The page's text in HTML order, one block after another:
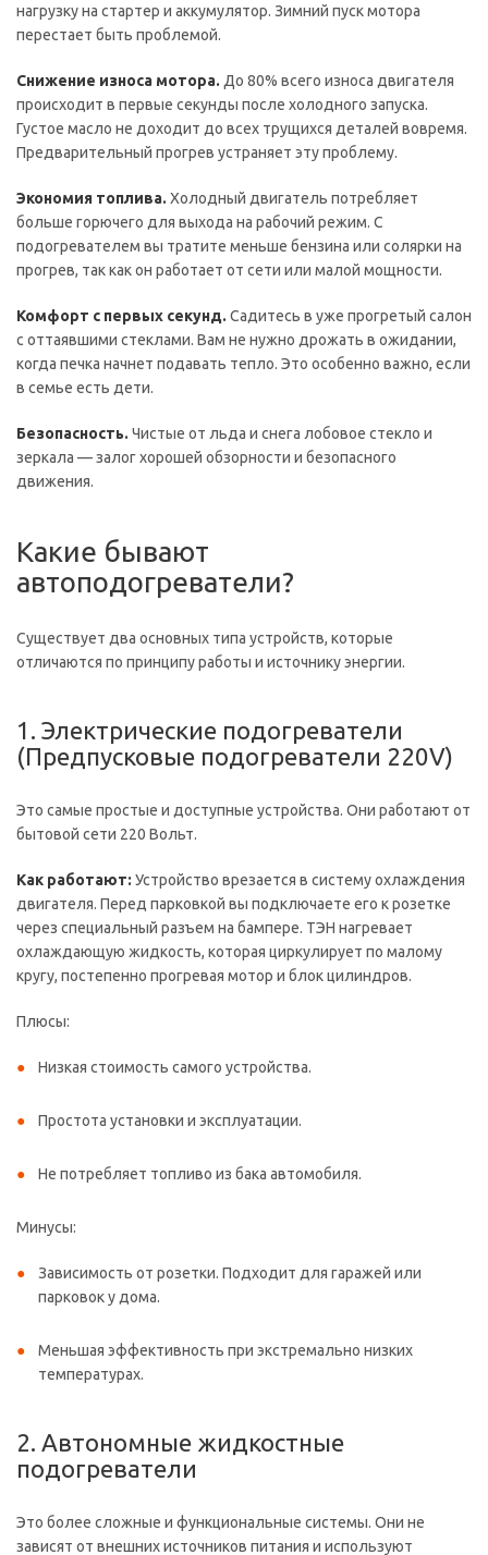
нагрузку на стартер и аккумулятор. Зимний пуск мотора
перестает быть проблемой.
Снижение износа мотора. До 80% всего износа двигателя
происходит в первые секунды после холодного запуска.
Густое масло не доходит до всех трущихся деталей вовремя.
Предварительный прогрев устраняет эту проблему.
Экономия топлива. Холодный двигатель потребляет
больше горючего для выхода на рабочий режим. С
подогревателем вы тратите меньше бензина или солярки на
прогрев, так как он работает от сети или малой мощности.
Комфорт с первых секунд. Садитесь в уже прогретый салон
с оттаявшими стеклами. Вам не нужно дрожать в ожидании,
когда печка начнет подавать тепло. Это особенно важно, если
в семье есть дети.
Безопасность. Чистые от льда и снега лобовое стекло и
зеркала — залог хорошей обзорности и безопасного
движения.
Какие бывают
автоподогреватели?
Существует два основных типа устройств, которые
отличаются по принципу работы и источнику энергии.
1. Электрические подогреватели
(Предпусковые подогреватели 220V)
Это самые простые и доступные устройства. Они работают от
бытовой сети 220 Вольт.
Как работают: Устройство врезается в систему охлаждения
двигателя. Перед парковкой вы подключаете его к розетке
через специальный разъем на бампере. ТЭН нагревает
охлаждающую жидкость, которая циркулирует по малому
кругу, постепенно прогревая мотор и блок цилиндров.
Плюсы:
Низкая стоимость самого устройства.
Простота установки и эксплуатации.
Не потребляет топливо из бака автомобиля.
Минусы:
Зависимость от розетки. Подходит для гаражей или
парковок у дома.
Меньшая эффективность при экстремально низких
температурах.
2. Автономные жидкостные
подогреватели
Это более сложные и функциональные системы. Они не
зависят от внешних источников питания и используют